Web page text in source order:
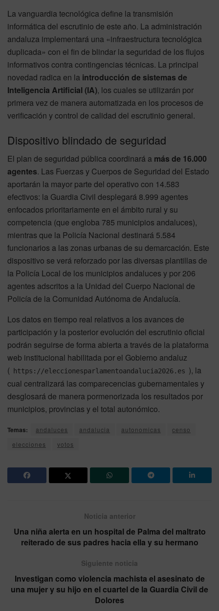
La vanguardia tecnológica define la transmisión
informática del escrutinio de este año. La administración
andaluza implementará una «infraestructura tecnológica
duplicada» con el fin de blindar la seguridad de los flujos
informativos contra contingencias técnicas. La principal
novedad radica en la introducción de sistemas de
Inteligencia Artificial (IA), los cuales se utilizarán por
primera vez de manera automatizada en los procesos de
verificación y control de calidad del escrutinio general.
Dispositivo blindado de seguridad
El plan de seguridad pública coordinará a más de 16.000
agentes. Las Fuerzas y Cuerpos de Seguridad del Estado
aportarán la mayor parte del operativo con 14.583
efectivos: la Guardia Civil desplegará 8.999 agentes
enfocados prioritariamente en el ámbito rural y su
competencia (que engloba 785 municipios andaluces),
mientras que la Policía Nacional destinará 5.584
funcionarios a las zonas urbanas de su demarcación. Este
dispositivo se verá reforzado por las diversas plantillas de
la Policía Local de los municipios andaluces y por 206
agentes adscritos a la Unidad del Cuerpo Nacional de
Policía de la Comunidad Autónoma de Andalucía.
Los datos en tiempo real relativos a los avances de
participación y la posterior evolución del escrutinio oficial
podrán seguirse de forma abierta a través de la plataforma
web institucional habilitada por el Gobierno andaluz
(
https://eleccionesparlamentoandalucia2026.es ), la
cual centralizará las comparecencias gubernamentales y
desglosará de manera pormenorizada los resultados por
municipios, provincias y el total autonómico.
Temas: andaluces andalucia autonomicas
censo
elecciones
votos
Noticia anterior
Una niña alerta en un hospital de Palma del maltrato
reiterado de sus padres hacia ella y su hermano
Siguiente noticia
Investigan como violencia machista el asesinato de
una mujer y su hijo en el cuartel de la Guardia Civil de
Dolores